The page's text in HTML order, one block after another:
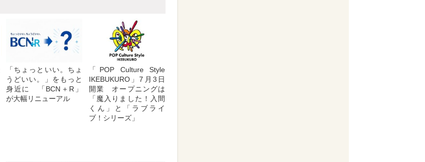
「ちょっといい。ちょ
うどいい。」をもっと
身近に 「BCN＋R」
が大幅リニューアル
「POP Culture Style
IKEBUKURO」7月3日
開業 オープニングは
「魔入りました！入間
くん」と「ラブライ
ブ！シリーズ」